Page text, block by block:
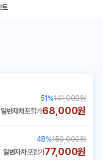
토
51 %141,000원
일반자차포함가68,000원
48%150,000원
일반자차포함가77,000원